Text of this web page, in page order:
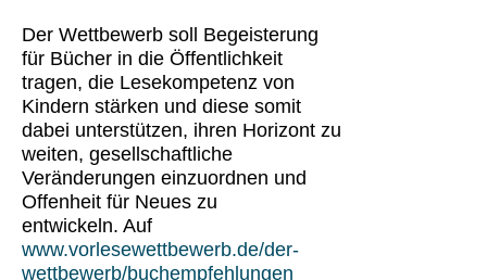
Der Wettbewerb soll Begeisterung
für Bücher in die Öffentlichkeit
tragen, die Lesekompetenz von
Kindern stärken und diese somit
dabei unterstützen, ihren Horizont zu
weiten, gesellschaftliche
Veränderungen einzuordnen und
Offenheit für Neues zu
entwickeln. Auf
www.vorlesewettbewerb.de/der-
wettbewerb/buchempfehlungen